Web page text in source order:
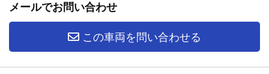
メールでお問い合わせ
この車両を問い合わせる